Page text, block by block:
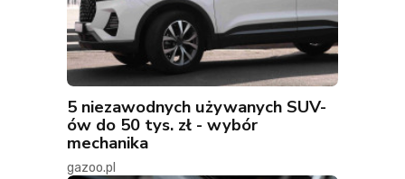
5 niezawodnych używanych SUV-
ów do 50 tys. zł - wybór
mechanika
gazoo.pl